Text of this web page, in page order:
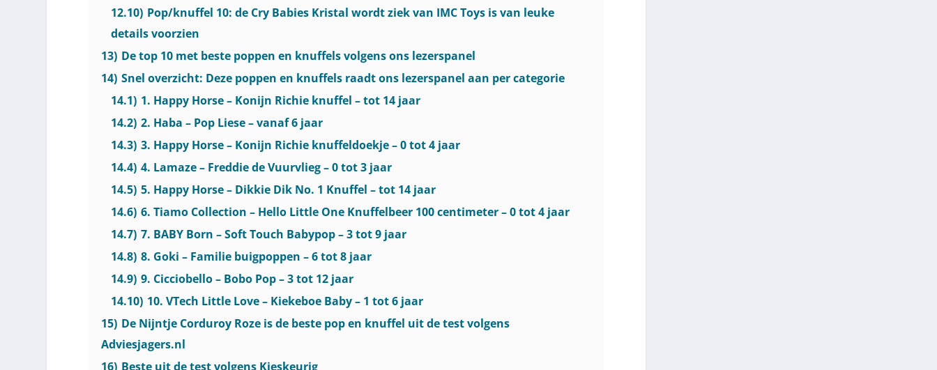
12.10) Pop/knuffel 10: de Cry Babies Kristal wordt ziek van IMC Toys is van leuke
details voorzien
13) De top 10 met beste poppen en knuffels volgens ons lezerspanel
14) Snel overzicht: Deze poppen en knuffels raadt ons lezerspanel aan per categorie
14.1) 1. Happy Horse – Konijn Richie knuffel – tot 14 jaar
14.2) 2. Haba – Pop Liese – vanaf 6 jaar
14.3) 3. Happy Horse – Konijn Richie knuffeldoekje – 0 tot 4 jaar
14.4) 4. Lamaze – Freddie de Vuurvlieg – 0 tot 3 jaar
14.5) 5. Happy Horse – Dikkie Dik No. 1 Knuffel – tot 14 jaar
14.6) 6. Tiamo Collection – Hello Little One Knuffelbeer 100 centimeter – 0 tot 4 jaar
14.7) 7. BABY Born – Soft Touch Babypop – 3 tot 9 jaar
14.8) 8. Goki – Familie buigpoppen – 6 tot 8 jaar
14.9) 9. Cicciobello – Bobo Pop – 3 tot 12 jaar
14.10) 10. VTech Little Love – Kiekeboe Baby – 1 tot 6 jaar
15) De Nijntje Corduroy Roze is de beste pop en knuffel uit de test volgens
Adviesjagers.nl
16) Beste uit de test volgens Kieskeurig